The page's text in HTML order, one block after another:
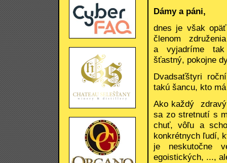
Dámy a páni,
dnes je však
členom
a vyjadríme
šťastný, pokojne
Dvadsaťštyri
takú šancu, kto
Ako každý
sa zo stretnutí s
chuť, vôľu a
konkrétnych ľudí,
je neskutočne
egoistických, ...,